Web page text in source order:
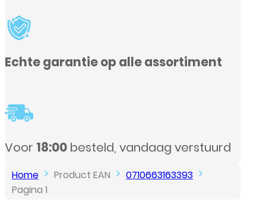
Echte garantie op alle assortiment
Voor 18:00 besteld, vandaag verstuurd
Home Product EAN
0710663163393
Pagina 1